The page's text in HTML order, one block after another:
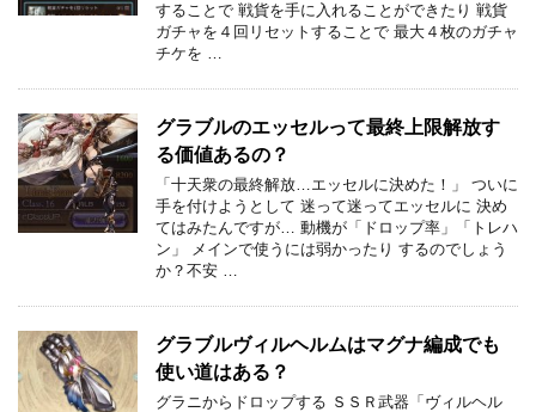
することで 戦貨を手に入れることができたり 戦貨
ガチャを４回リセットすることで 最大４枚のガチャ
チケを …
グラブルのエッセルって最終上限解放す
る価値あるの？
「十天衆の最終解放…エッセルに決めた！」 ついに
手を付けようとして 迷って迷ってエッセルに 決め
てはみたんですが… 動機が「ドロップ率」「トレハ
ン」 メインで使うには弱かったり するのでしょう
か？不安 …
グラブルヴィルヘルムはマグナ編成でも
使い道はある？
グラニからドロップする ＳＳＲ武器「ヴィルヘル